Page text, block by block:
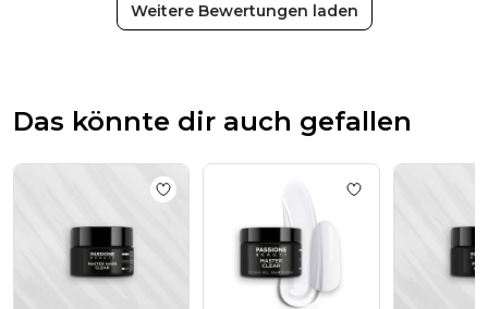
Weitere Bewertungen laden
Das könnte dir auch gefallen
Add to wishlist Master Hard Clear 15 ml
Add to wishlist